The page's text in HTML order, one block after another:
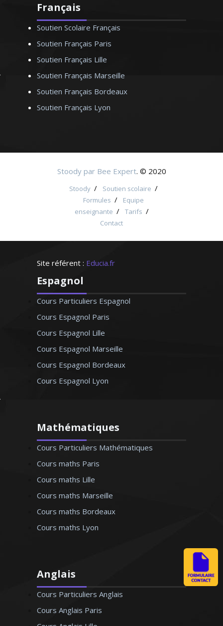
Français
Soutien Scolaire Français
Soutien Français Paris
Soutien Français Lille
Soutien Français Marseille
Soutien Français Bordeaux
Soutien Français Lyon
Stoody par Bee Expert. © 2020
Stoody / Soutien scolaire /
Formules /
Equipe
enseignante / Tarifs /
Contact
Site référent : Educia.fr
Espagnol
Cours Particuliers Espagnol
Cours Espagnol Paris
Cours Espagnol Lille
Cours Espagnol Marseille
Cours Espagnol Bordeaux
Cours Espagnol Lyon
Mathématiques
Cours Particuliers Mathématiques
Cours maths Paris
Cours maths Lille
Cours maths Marseille
Cours maths Bordeaux
Cours maths Lyon
Anglais
Cours Particuliers Anglais
Cours Anglais Paris